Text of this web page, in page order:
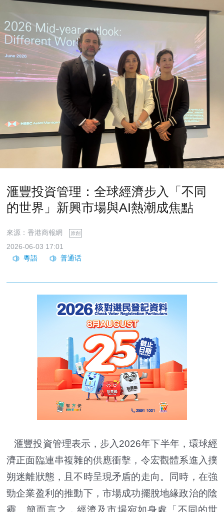
滙豐投資管理：全球經濟步入「不同
的世界」新興市場與AI熱潮成焦點
來源：香港商報網 原創
2026-06-03 17:01
滙豐投資管理表示，步入2026年下半年，環球經
濟正面臨連串複雜的供應衝擊，令宏觀體系進入撲
朔迷離狀態，且不時呈現矛盾的走向。同時，在強
勁企業盈利的推動下，市場成功擺脫地緣政治的陰
霾。簡而言之，經濟及市場宛如身處「不同的世